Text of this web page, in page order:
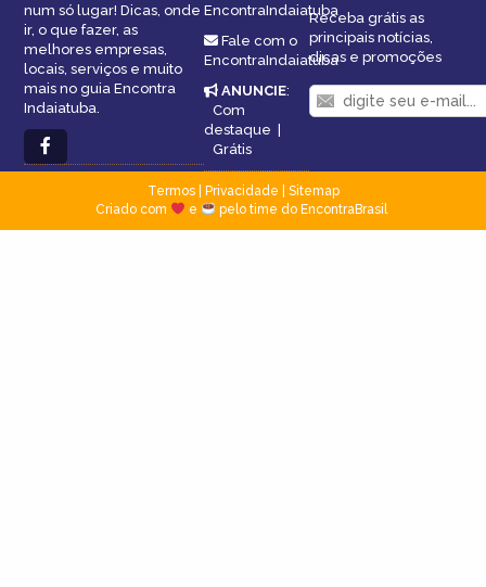
num só lugar! Dicas, onde
ir, o que fazer, as
melhores empresas,
locais, serviços e muito
mais no guia Encontra
Indaiatuba.
EncontraIndaiatuba
Fale com o
EncontraIndaiatuba
ANUNCIE:
Com
destaque |
Grátis
Receba grátis as
principais notícias,
dicas e promoções
Termos| Privacidade
Sitemap
Criado com
e pelo time do EncontraBrasil